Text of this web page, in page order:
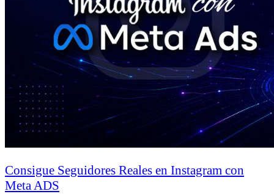
Consigue Seguidores Reales en Instagram con
Meta ADS